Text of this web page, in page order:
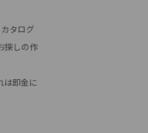
タログ
探しの作
は即金に